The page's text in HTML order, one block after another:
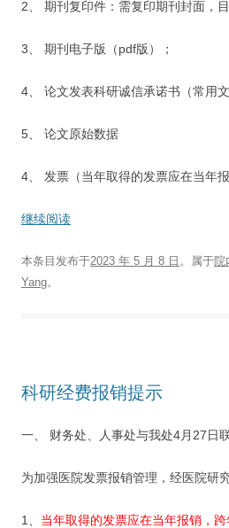
2、 期刊复印件：需复印期刊封面，
3、 期刊电子版（pdf版）；
4、 论文发表科研诚信承诺书（常用文
5、 论文原始数据
4、 发票（当年取得的发票应在当年
继续阅读
本条目发布于2023 年 5 月 8 日 。属于院
Yang。
科研经费报销提示
一、 财务处、人事处与我处4月27日
为加强医院发票报销管理，经医院研
1、 当年取得的发票应在当年报销，